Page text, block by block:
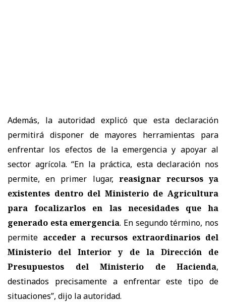
Además, la autoridad explicó que esta declaración
permitirá disponer de mayores herramientas para
enfrentar los efectos de la emergencia y apoyar al
sector agrícola. “En la práctica, esta declaración nos
permite, en primer lugar, reasignar recursos ya
existentes dentro del Ministerio de Agricultura
para focalizarlos en las necesidades que ha
generado esta emergencia. En segundo término, nos
permite acceder a recursos extraordinarios del
Ministerio del Interior y de la Dirección de
Presupuestos del Ministerio de Hacienda,
destinados precisamente a enfrentar este tipo de
situaciones”, dijo la autoridad.